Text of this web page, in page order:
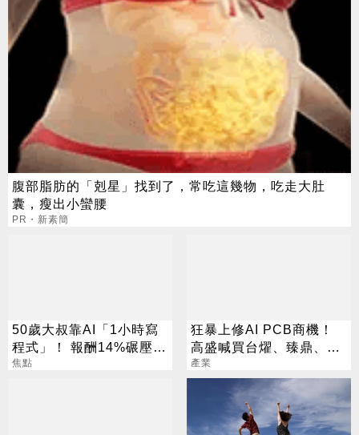
腹部脂肪的「剋星」找到了，常吃這幾物，吃走大肚
囊，瘦出小蠻腰
PR・新素簡
50歲大叔靠AI「1小時寫
程式」！ 報酬14%碾壓標
普 直接辭職去炒股
焦點
狂暴上修AI PCB商機！
高盛喊買台燿、臻鼎、台
產業